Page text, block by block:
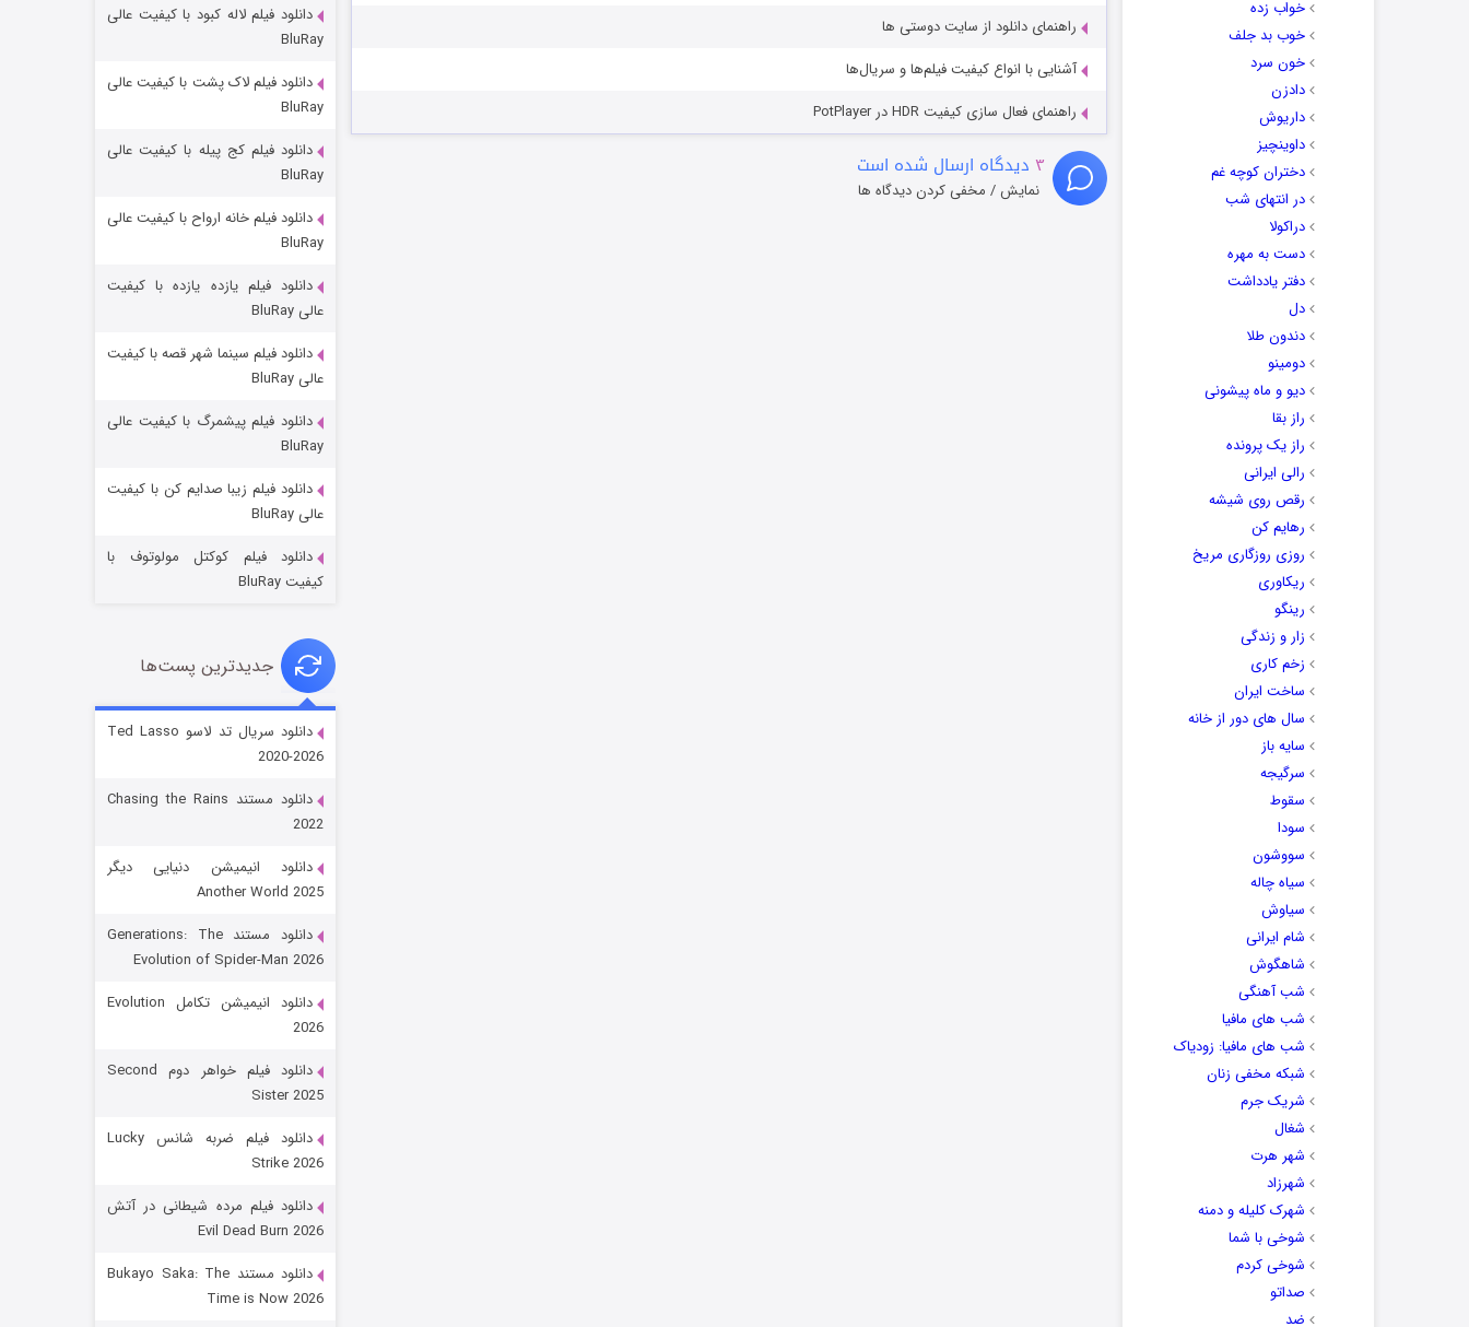
خواب زده
خوب بد جلف
خون سرد
دادزن
داریوش
داوینچیز
دختران کوچه غم
در انتهای شب
دراکولا
دست به مهره
دفتر یادداشت
دل
دندون طلا
دومینو
دیو و ماه پیشونی
راز بقا
راز یک پرونده
رالی ایرانی
رقص روی شیشه
رهایم کن
روزی روزگاری مریخ
ریکاوری
رینگو
زار و زندگی
زخم کاری
ساخت ایران
سال های دور از خانه
سایه باز
سرگیجه
سقوط
سودا
سووشون
سیاه چاله
سیاوش
شام ایرانی
شاهگوش
شب آهنگی
شب های مافیا
شب های مافیا: زودیاک
شبکه مخفی زنان
شریک جرم
شغال
شهر هرت
شهرزاد
شهرک کلیله و دمنه
شوخی با شما
شوخی کردم
صداتو
ضد
راهنمای دانلود از سایت دوستی ها
آشنایی با انواع کیفیت فیلم‌ها و سریال‌ها
راهنمای فعال سازی کیفیت HDR در PotPlayer
۳ دیدگاه ارسال شده است
نمایش / مخفی کردن دیدگاه ها
خاندان اژدها فصل ۳
جادوگری در مغولستان
قسمت
رویایی برای تو
قسمت
دانلود فیلم لاله کبود با کیفیت عالی
BluRay
دانلود فیلم لاک پشت با کیفیت عالی
BluRay
دانلود فیلم کج‌ پیله با کیفیت عالی
BluRay
دانلود فیلم خانه ارواح با کیفیت عالی
BluRay
دانلود فیلم یازده یازده با کیفیت
عالی BluRay
دانلود فیلم سینما شهر قصه با کیفیت
عالی BluRay
دانلود فیلم پیشمرگ با کیفیت عالی
BluRay
دانلود فیلم زیبا صدایم کن با کیفیت
عالی BluRay
دانلود فیلم کوکتل مولوتوف با
کیفیت BluRay
جدیدترین پست‌ها
دانلود سریال تد لاسو Ted Lasso
2020-2026
دانلود مستند Chasing the Rains
2022
دانلود انیمیشن دنیایی دیگر
Another World 2025
دانلود مستند Generations: The
Evolution of Spider-Man 2026
دانلود انیمیشن تکامل Evolution
2026
دانلود فیلم خواهر دوم Second
Sister 2025
دانلود فیلم ضربه شانس Lucky
Strike 2026
دانلود فیلم مرده شیطانی در آتش
Evil Dead Burn 2026
دانلود مستند Bukayo Saka: The
Time is Now 2026